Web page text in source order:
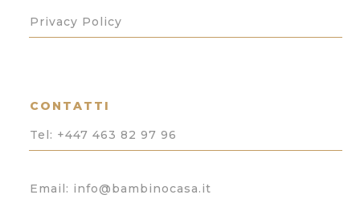
Privacy Policy
CONTATTI
Tel: +447 463 82 97 96
Email: info@bambinocasa.it